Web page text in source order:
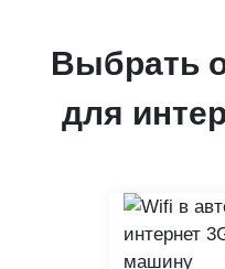
5
Выбрать
для